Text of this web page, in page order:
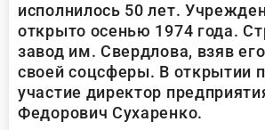
исполнилось 50 лет.
открыто осенью 1974 года.
завод им. Свердлова, взяв
своей соцсферы. В открытии
участие директор
Федорович Сухаренко.